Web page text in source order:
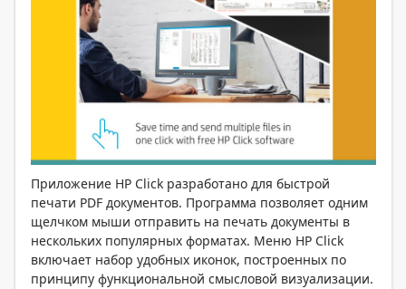
Приложение HP Click разработано для быстрой
печати PDF документов. Программа позволяет одним
щелчком мыши отправить на печать документы в
нескольких популярных форматах. Меню HP Click
включает набор удобных иконок, построенных по
принципу функциональной смысловой визуализации.